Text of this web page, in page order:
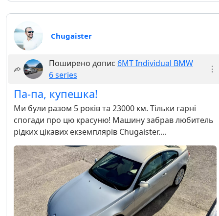
Chugaister
Поширено допис 6MT Individual BMW
6 series
Па-па, купешка!
Ми були разом 5 років та 23000 км. Тільки гарні
спогади про цю красуню! Машину забрав любитель
рідких цікавих екземплярів Chugaister....